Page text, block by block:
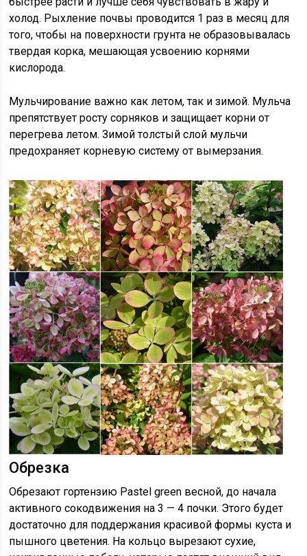
холод. Рыхление почвы проводится 1 раз в месяц для
того, чтобы на поверхности грунта не образовывалась
твердая корка, мешающая усвоению корнями
кислорода.
Мульчирование важно как летом, так и зимой. Мульча
препятствует росту сорняков и защищает корни от
перегрева летом. Зимой толстый слой мульчи
предохраняет корневую систему от вымерзания.
Обрезка
Обрезают гортензию Pastel green весной, до начала
активного сокодвижения на 3 — 4 почки. Этого будет
достаточно для поддержания красивой формы куста и
пышного цветения. На кольцо вырезают сухие,